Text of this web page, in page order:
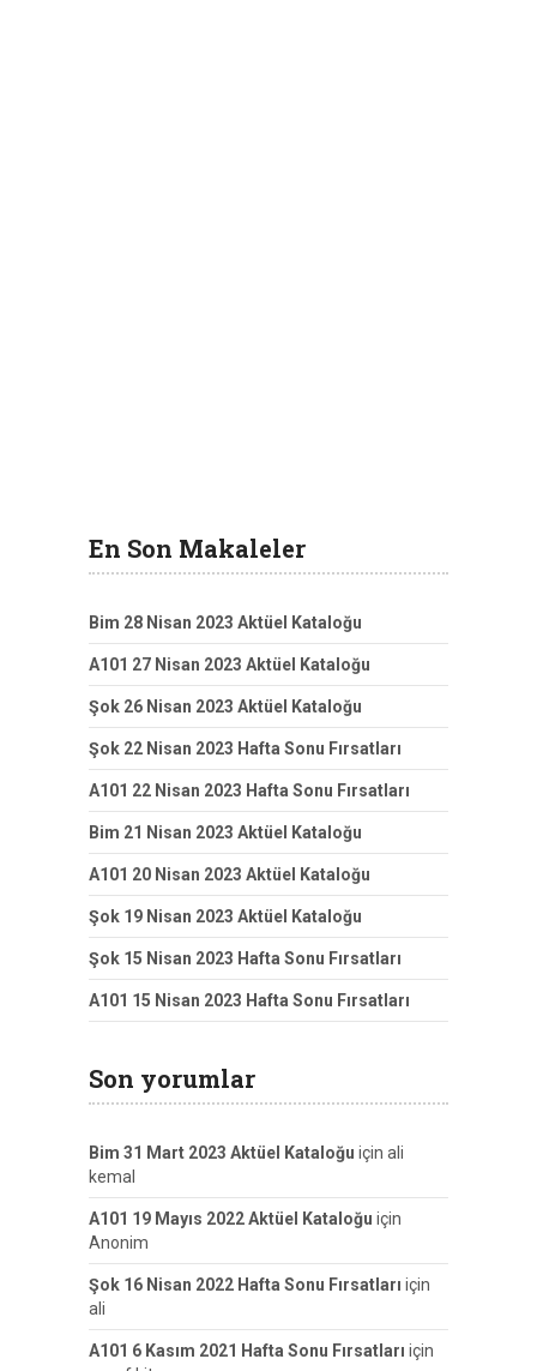
En Son Makaleler
Bim 28 Nisan 2023 Aktüel Kataloğu
A101 27 Nisan 2023 Aktüel Kataloğu
Şok 26 Nisan 2023 Aktüel Kataloğu
Şok 22 Nisan 2023 Hafta Sonu Fırsatları
A101 22 Nisan 2023 Hafta Sonu Fırsatları
Bim 21 Nisan 2023 Aktüel Kataloğu
A101 20 Nisan 2023 Aktüel Kataloğu
Şok 19 Nisan 2023 Aktüel Kataloğu
Şok 15 Nisan 2023 Hafta Sonu Fırsatları
A101 15 Nisan 2023 Hafta Sonu Fırsatları
Son yorumlar
Bim 31 Mart 2023 Aktüel Kataloğu için ali
kemal
A101 19 Mayıs 2022 Aktüel Kataloğu için
Anonim
Şok 16 Nisan 2022 Hafta Sonu Fırsatları için
ali
A101 6 Kasım 2021 Hafta Sonu Fırsatları için